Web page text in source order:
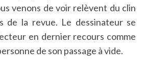
venons de voir relèvent du clin
de la revue. Le dessinateur se
en dernier recours comme
de son passage à vide.